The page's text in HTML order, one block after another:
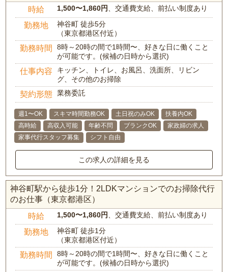
時給 1,500〜1,860円、交通費支給、前払い制度あり
勤務地
神谷町 徒歩5分
（東京都港区付近）
勤務時間
8時～20時の間で1時間〜、好きな日に働くこと
が可能です。(候補の日時から選択)
仕事内容
キッチン、トイレ、お風呂、洗面所、リビン
グ、その他のお掃除
契約形態 業務委託
週1〜OK スキマ時間勤務OK 土日祝のみOK
扶養内OK
高時給
高収入可能 年齢不問 ブランクOK
家政婦の求人
家事代行スタッフ募集
シフト自由
この求人の詳細を見る
神谷町駅から徒歩1分！2LDKマンションでのお掃除代行
のお仕事（東京都港区）
時給 1,500〜1,860円、交通費支給、前払い制度あり
勤務地
神谷町 徒歩1分
（東京都港区付近）
勤務時間
8時～20時の間で1時間〜、好きな日に働くこと
が可能です。(候補の日時から選択)